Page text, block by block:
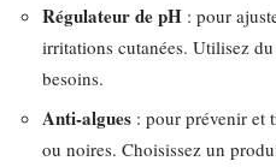
Régulateur de pH : pour
irritations cutanées. Utilisez
besoins.
Anti-algues : pour prévenir et
ou noires. Choisissez un